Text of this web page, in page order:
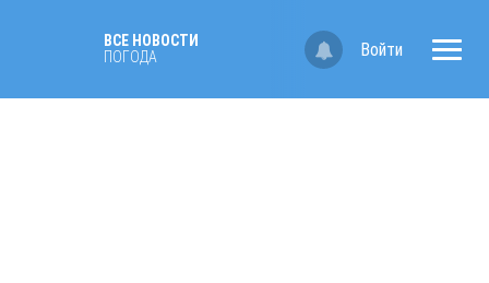
ВСЕ НОВОСТИ
ПОГОДА
Войти